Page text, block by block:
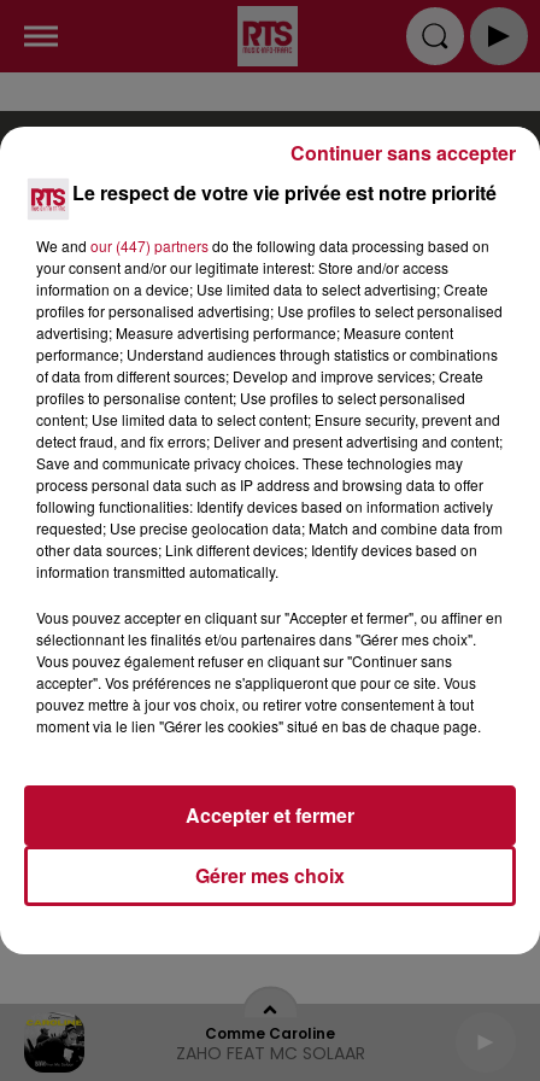
Comme Caroline
ZAHO FEAT MC SOLAAR
RADIO INFOS PODCAST
TOP INDÉ CKOI CE TITRE ? SORTIR
JEUX PUBLICITÉ CONTACT
Gestion des cookies Mentions Légales (CGU)
Plan du site
Le respect de votre vie privée est notre priorité
We and our (447) partnersdo the following data processing based on
your consent and/or our legitimate interest: Store and/or access
information on a device; Use limited data to select advertising; Create
profiles for personalised advertising; Use profiles to select personalised
advertising; Measure advertising performance; Measure content
performance; Understand audiences through statistics or combinations
of data from different sources; Develop and improve services; Create
profiles to personalise content; Use profiles to select personalised
content; Use limited data to select content; Ensure security, prevent and
detect fraud, and fix errors; Deliver and present advertising and content;
Save and communicate privacy choices. These technologies may
process personal data such as IP address and browsing data to offer
following functionalities: Identify devices based on information actively
requested; Use precise geolocation data; Match and combine data from
other data sources; Link different devices; Identify devices based on
information transmitted automatically.
Vous pouvez accepter en cliquant sur "Accepter et fermer", ou affiner en
sélectionnant les finalités et/ou partenaires dans "Gérer mes choix".
Vous pouvez également refuser en cliquant sur "Continuer sans
accepter". Vos préférences ne s'appliqueront que pour ce site. Vous
pouvez mettre à jour vos choix, ou retirer votre consentement à tout
moment via le lien "Gérer les cookies" situé en bas de chaque page.
Gérer mes choix
Accepter et fermer
Continuer sans accepter